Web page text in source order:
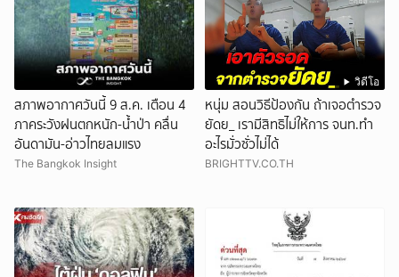
สภาพอากาศวันนี้ 9 ส.ค. เตือน 4
ภาคระวังฝนตกหนัก-น้ำป่า คลื่น
อันดามัน-อ่าวไทยลมแรง
The Bangkok Insight
วิดีโอ
หนุ่ม สอนวิธีป้องกัน ถ้าเจอตำรวจ
ยัดย_ เรามีสิทธิไม่ให้การ จนท.ทำ
อะไรมั่วซั่วไม่ได้
BRIGHTTV.CO.TH